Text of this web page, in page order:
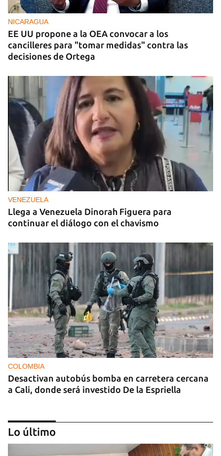
NICARAGUA
EE UU propone a la OEA convocar a los
cancilleres para "tomar medidas" contra las
decisiones de Ortega
VENEZUELA
Llega a Venezuela Dinorah Figuera para
continuar el diálogo con el chavismo
COLOMBIA
Desactivan autobús bomba en carretera cercana
a Cali, donde será investido De la Espriella
Lo último